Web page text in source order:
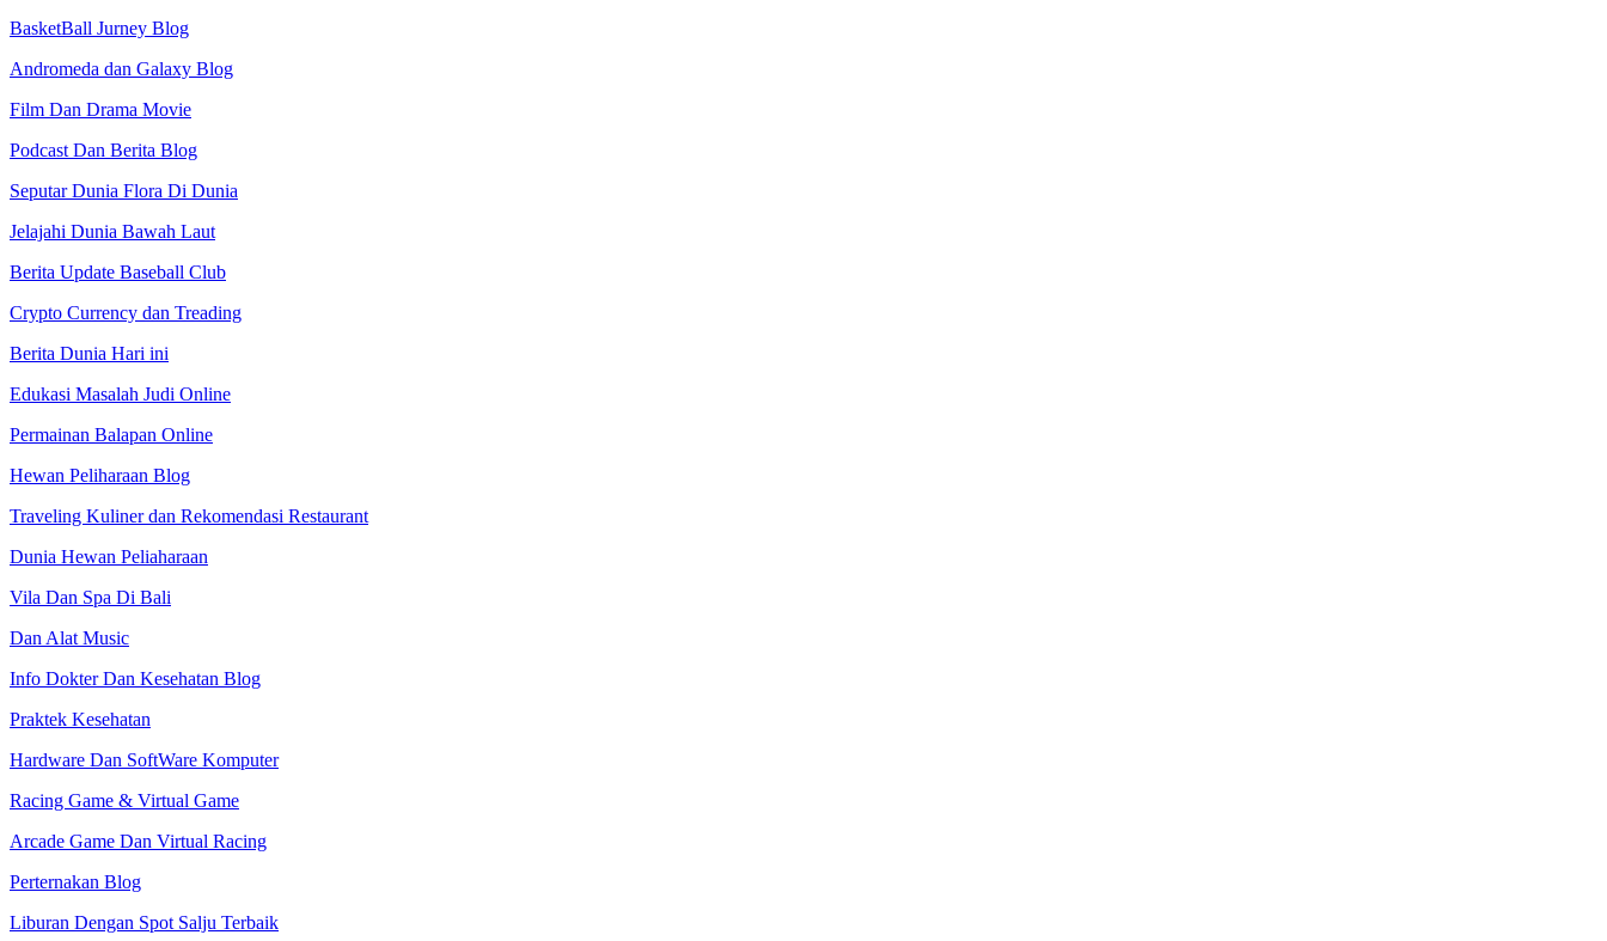
BasketBall Jurney Blog
Andromeda dan Galaxy Blog
Film Dan Drama Movie
Podcast Dan Berita Blog
Seputar Dunia Flora Di Dunia
Jelajahi Dunia Bawah Laut
Berita Update Baseball Club
Crypto Currency dan Treading
Berita Dunia Hari ini
Edukasi Masalah Judi Online
Permainan Balapan Online
Hewan Peliharaan Blog
Traveling Kuliner dan Rekomendasi Restaurant
Dunia Hewan Peliaharaan
Vila Dan Spa Di Bali
Dan Alat Music
Info Dokter Dan Kesehatan Blog
Praktek Kesehatan
Hardware Dan SoftWare Komputer
Racing Game & Virtual Game
Arcade Game Dan Virtual Racing
Perternakan Blog
Liburan Dengan Spot Salju Terbaik